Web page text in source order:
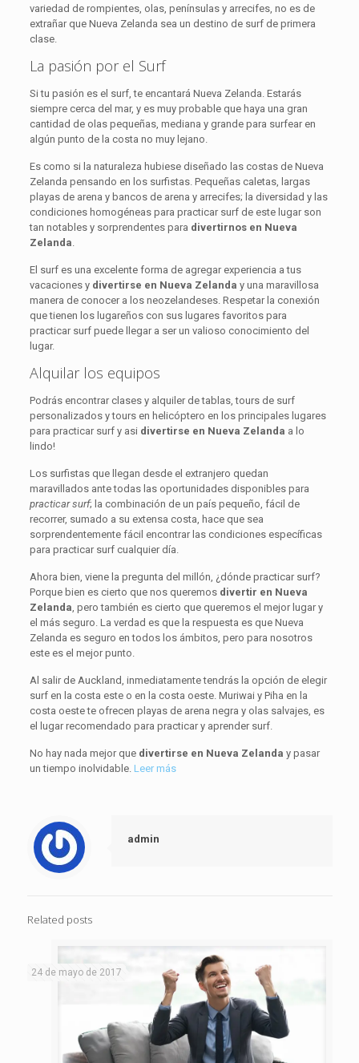
variedad de rompientes, olas, penínsulas y arrecifes, no es de
extrañar que Nueva Zelanda sea un destino de surf de primera
clase.
La pasión por el Surf
Si tu pasión es el surf, te encantará Nueva Zelanda. Estarás
siempre cerca del mar, y es muy probable que haya una gran
cantidad de olas pequeñas, mediana y grande para surfear en
algún punto de la costa no muy lejano.
Es como si la naturaleza hubiese diseñado las costas de Nueva
Zelanda pensando en los surfistas. Pequeñas caletas, largas
playas de arena y bancos de arena y arrecifes; la diversidad y las
condiciones homogéneas para practicar surf de este lugar son
tan notables y sorprendentes para divertirnos en Nueva
Zelanda
El surf es una excelente forma de agregar experiencia a tus
vacaciones y divertirse en Nueva Zelanda y una maravillosa
manera de conocer a los neozelandeses. Respetar la conexión
que tienen los lugareños con sus lugares favoritos para
practicar surf puede llegar a ser un valioso conocimiento del
lugar.
Alquilar los equipos
Podrás encontrar clases y alquiler de tablas, tours de surf
personalizados y tours en helicóptero en los principales lugares
para practicar surf y asi divertirse en Nueva Zelanda a lo
lindo!
Los surfistas que llegan desde el extranjero quedan
maravillados ante todas las oportunidades disponibles para
practicar surf; la combinación de un país pequeño, fácil de
recorrer, sumado a su extensa costa, hace que sea
sorprendentemente fácil encontrar las condiciones específicas
para practicar surf cualquier día.
Ahora bien, viene la pregunta del millón, ¿dónde practicar surf?
Porque bien es cierto que nos queremos divertir en Nueva
Zelanda , pero también es cierto que queremos el mejor lugar y
el más seguro. La verdad es que la respuesta es que Nueva
Zelanda es seguro en todos los ámbitos, pero para nosotros
este es el mejor punto.
Al salir de Auckland, inmediatamente tendrás la opción de elegir
surf en la costa este o en la costa oeste. Muriwai y Piha en la
costa oeste te ofrecen playas de arena negra y olas salvajes, es
el lugar recomendado para practicar y aprender surf.
No hay nada mejor que divertirse en Nueva Zelanda y pasar
un tiempo inolvidable.Leer más
admin
Related posts
24 de mayo de 2017